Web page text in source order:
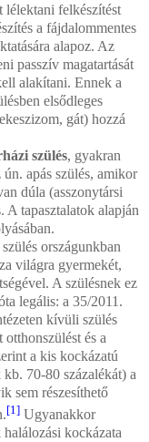
lélektani felkészítést
a fájdalommentes
alapoz. Az
passzív magatartását
alakítani. Ennek a
elsődleges
gát) hozzá
szülés, gyakran
apás szülés, amikor
dúla (asszonytársi
A tapasztalatok alapján
országunkban
világra gyermekét,
A szülésnek ez
legális: a 35/2011.
kívüli szülés
és a
a kis kockázatú
kb. 70-80 százalékát) a
sem részesíthető
[1] Ugyanakkor
kockázata